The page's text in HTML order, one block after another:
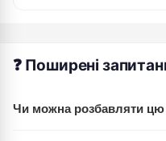
❓ Поширені
Чи можна розбавляти